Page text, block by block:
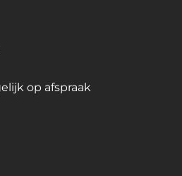
op afspraak